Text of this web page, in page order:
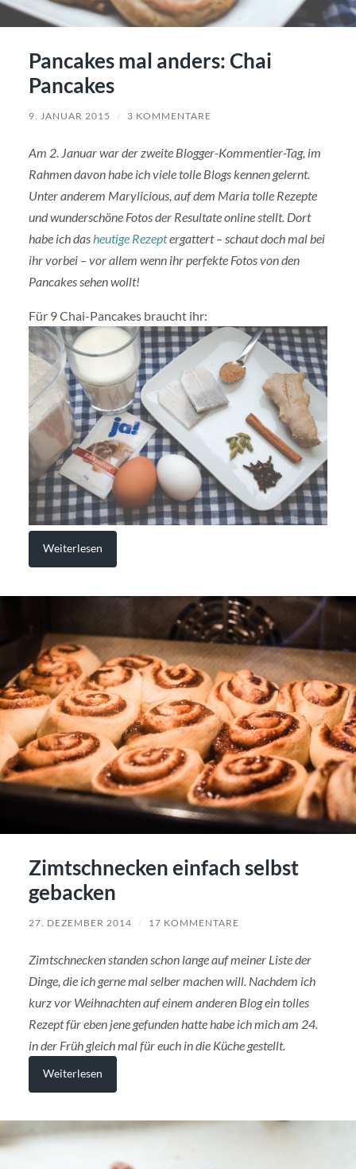
Pancakes mal anders: Chai
Pancakes
9. JANUAR 2015 / 3 KOMMENTARE
Am 2. Januar war der zweite Blogger-Kommentier-Tag, im
Rahmen davon habe ich viele tolle Blogs kennen gelernt.
Unter anderem Marylicious, auf dem Maria tolle Rezepte
und wunderschöne Fotos der Resultate online stellt. Dort
habe ich das heutige Rezeptergattert – schaut doch mal bei
ihr vorbei – vor allem wenn ihr perfekte Fotos von den
Pancakes sehen wollt!
Für 9 Chai-Pancakes braucht ihr:
Weiterlesen
Zimtschnecken einfach selbst
gebacken
27. DEZEMBER 2014 / 17 KOMMENTARE
Zimtschnecken standen schon lange auf meiner Liste der
Dinge, die ich gerne mal selber machen will. Nachdem ich
kurz vor Weihnachten auf einem anderen Blog ein tolles
Rezept für eben jene gefunden hatte habe ich mich am 24.
in der Früh gleich mal für euch in die Küche gestellt.
Weiterlesen